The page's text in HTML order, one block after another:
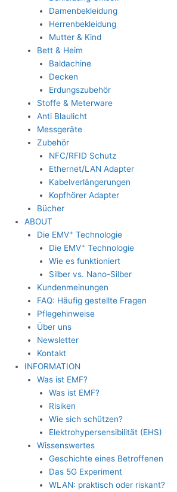
Damenbekleidung
Herrenbekleidung
Mutter & Kind
Bett & Heim
Baldachine
Decken
Erdungszubehör
Stoffe & Meterware
Anti Blaulicht
Messgeräte
Zubehör
NFC/RFID Schutz
Ethernet/LAN Adapter
Kabelverlängerungen
Kopfhörer Adapter
Bücher
ABOUT
Die EMV+ Technologie
Die EMV+ Technologie
Wie es funktioniert
Silber vs. Nano-Silber
Kundenmeinungen
FAQ: Häufig gestellte Fragen
Pflegehinweise
Über uns
Newsletter
Kontakt
INFORMATION
Was ist EMF?
Was ist EMF?
Risiken
Wie sich schützen?
Elektrohypersensibilität (EHS)
Wissenswertes
Geschichte eines Betroffenen
Das 5G Experiment
WLAN: praktisch oder riskant?